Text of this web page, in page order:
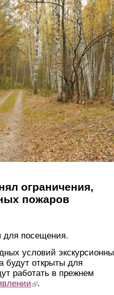
ограничения,
пожаров
для посещения.
условий
будут открыты для
работать в прежнем
(link is external)
.